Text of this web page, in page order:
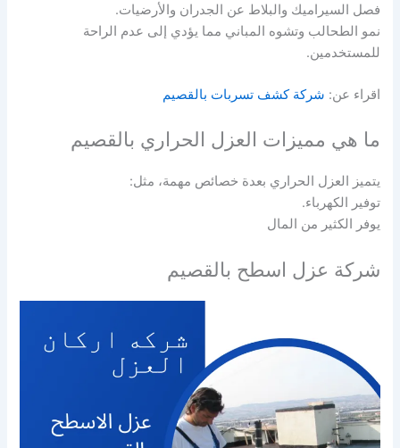
فصل السيراميك والبلاط عن الجدران والأرضيات.
نمو الطحالب وتشوه المباني مما يؤدي إلى عدم الراحة
للمستخدمين.
اقراء عن: شركة كشف تسربات بالقصيم
ما هي مميزات العزل الحراري بالقصيم
يتميز العزل الحراري بعدة خصائص مهمة، مثل:
توفير الكهرباء.
يوفر الكثير من المال
شركة عزل اسطح بالقصيم